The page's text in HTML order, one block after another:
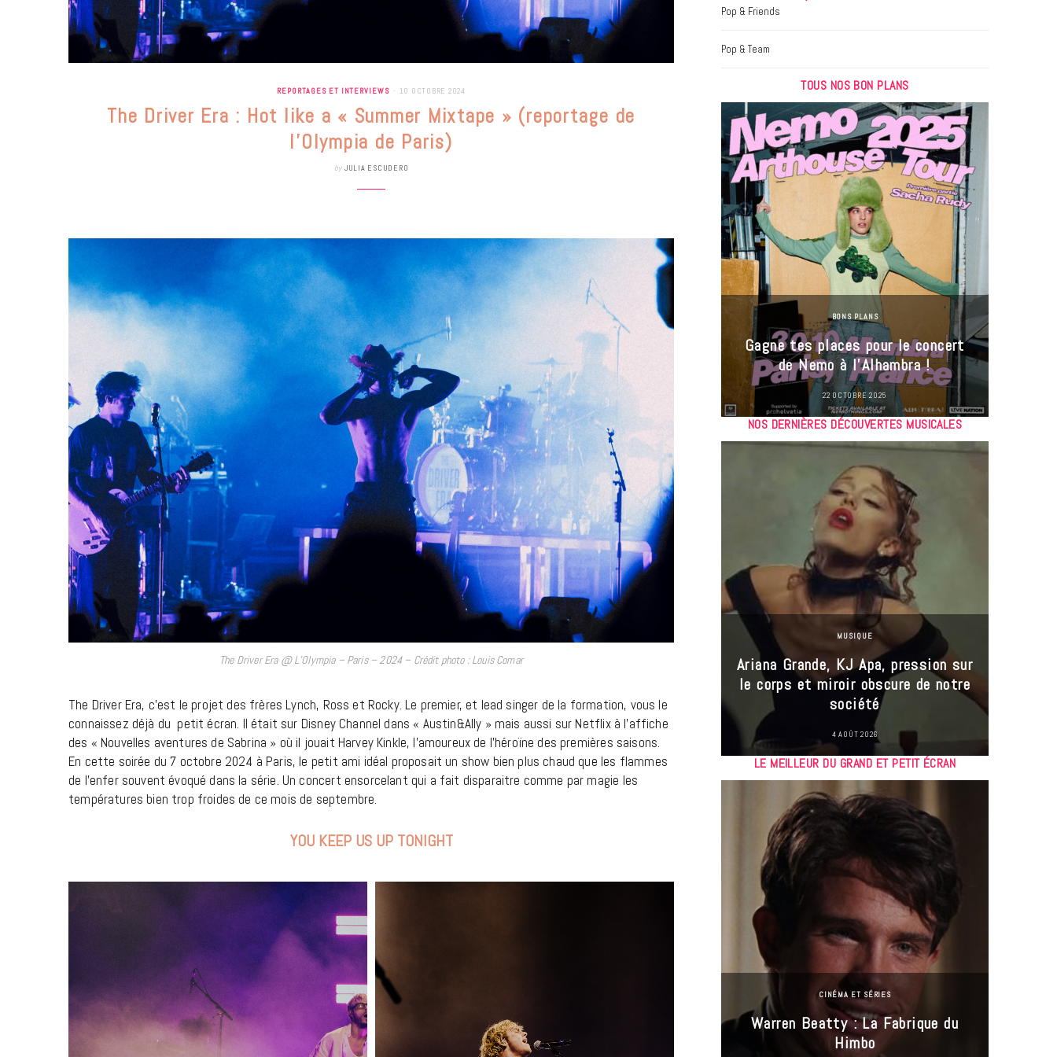
REPORTAGES ET INTERVIEWS 10 OCTOBRE 2024
The Driver Era : Hot like a « Summer Mixtape » (reportage de
l’Olympia de Paris)
by JULIA ESCUDERO
The Driver Era @ L’Olympia – Paris – 2024 – Crédit photo : Louis Comar
The Driver Era, c’est le projet des frères Lynch, Ross et Rocky. Le premier, et lead singer de la formation, vous le
connaissez déjà du petit écran. Il était sur Disney Channel dans « Austin&Ally » mais aussi sur Netflix à l’affiche
des « Nouvelles aventures de Sabrina » où il jouait Harvey Kinkle, l’amoureux de l’héroïne des premières saisons.
En cette soirée du 7 octobre 2024 à Paris, le petit ami idéal proposait un show bien plus chaud que les flammes
de l’enfer souvent évoqué dans la série. Un concert ensorcelant qui a fait disparaitre comme par magie les
températures bien trop froides de ce mois de septembre.
YOU KEEP US UP TONIGHT
Pop & Friends
Pop & Team
TOUS NOS BON PLANS
BONS PLANS
Les Eclatantes : une soirée entre
concerts, expos, kart, aéroplume…
à la Cité des Sciences
14 DÉCEMBRE 2022
BONS PLANS
Gagne tes places pour le concert
de Nemo à l’Alhambra !
22 OCTOBRE 2025
NOS DERNIÈRES DÉCOUVERTES MUSICALES
dévoile « Beaches In Tennessee »
MUSIQUE
Ariana Grande, KJ Apa, pression sur
le corps et miroir obscure de notre
société
4 AOÛT 2026
LE MEILLEUR DU GRAND ET PETIT ÉCRAN
Disclosure Day : le retour en grâce
de Steven Spielberg
CINÉMA ET SÉRIES
Warren Beatty : La Fabrique du
Himbo